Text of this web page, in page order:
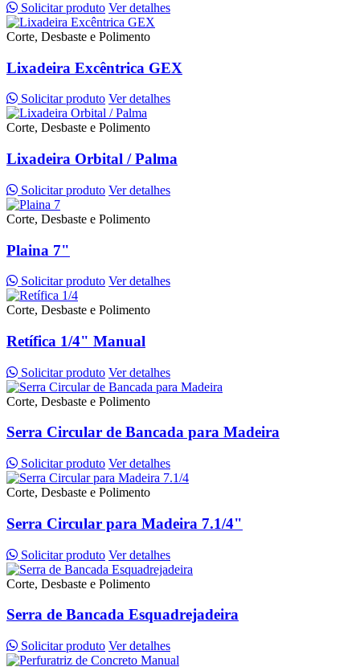
Solicitar produto Ver detalhes
Corte, Desbaste e Polimento
Lixadeira Excêntrica GEX
Solicitar produto Ver detalhes
Corte, Desbaste e Polimento
Lixadeira Orbital / Palma
Solicitar produto Ver detalhes
Corte, Desbaste e Polimento
Plaina 7"
Solicitar produto Ver detalhes
Corte, Desbaste e Polimento
Retífica 1/4" Manual
Solicitar produto Ver detalhes
Corte, Desbaste e Polimento
Serra Circular de Bancada para Madeira
Solicitar produto Ver detalhes
Corte, Desbaste e Polimento
Serra Circular para Madeira 7.1/4"
Solicitar produto Ver detalhes
Corte, Desbaste e Polimento
Serra de Bancada Esquadrejadeira
Solicitar produto Ver detalhes